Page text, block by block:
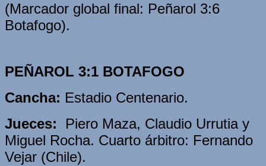
(Marcador global final: Peñarol 3:6
Botafogo).
PEÑAROL 3:1 BOTAFOGO
Cancha: Estadio Centenario.
Jueces:
Piero Maza, Claudio Urrutia y
Miguel Rocha. Cuarto árbitro: Fernando
Vejar (Chile).